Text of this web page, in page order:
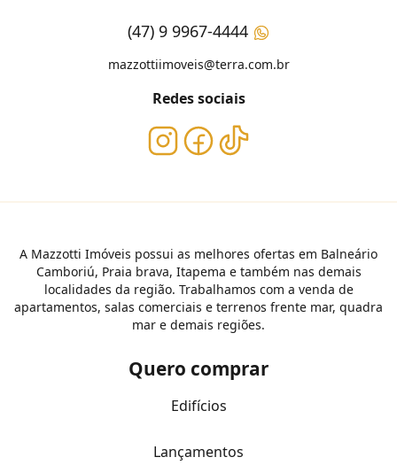
(47) 9 9967-4444
mazzottiimoveis@terra.com.br
Redes sociais
A Mazzotti Imóveis possui as melhores ofertas em Balneário
Camboriú, Praia brava, Itapema e também nas demais
localidades da região. Trabalhamos com a venda de
apartamentos, salas comerciais e terrenos frente mar, quadra
mar e demais regiões.
Quero comprar
Edifícios
Lançamentos